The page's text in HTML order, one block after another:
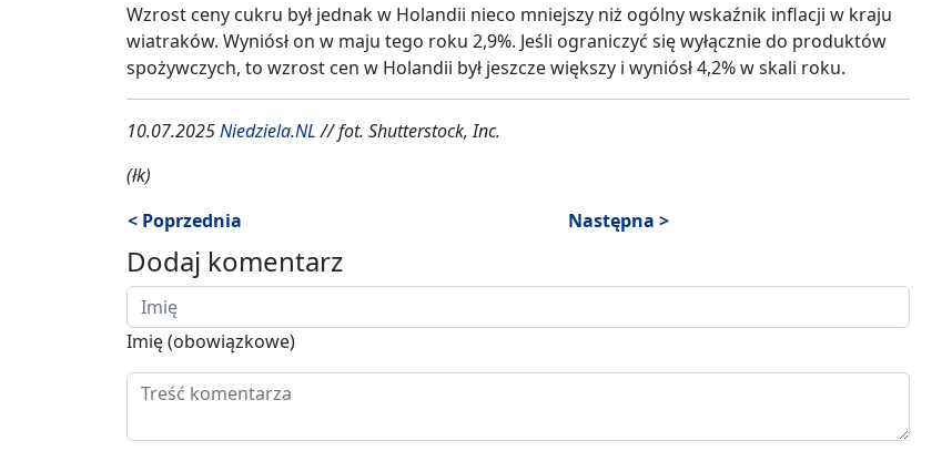
Wzrost ceny cukru był jednak w Holandii nieco mniejszy niż ogólny wskaźnik inflacji w kraju
wiatraków. Wyniósł on w maju tego roku 2,9%. Jeśli ograniczyć się wyłącznie do produktów
spożywczych, to wzrost cen w Holandii był jeszcze większy i wyniósł 4,2% w skali roku.
10.07.2025Niedziela.NL// fot. Shutterstock, Inc.
(łk)
< Poprzednia
Następna >
Dodaj komentarz
Imię (obowiązkowe)